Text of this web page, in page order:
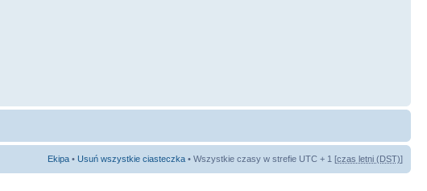
Ekipa • Usuń wszystkie ciasteczka • Wszystkie czasy w strefie UTC + 1 [czas letni (DST)]